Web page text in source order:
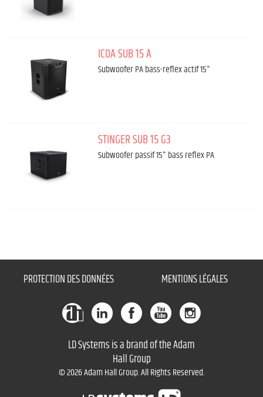
ICOA SUB 15 A
Subwoofer PA bass-reflex actif 15"
STINGER SUB 15 G3
Subwoofer passif 15" bass reflex PA
PROTECTION DES DONNÉES MENTIONS LÉGALES
LD Systems is a brand of the Adam
Hall Group
© 2026 Adam Hall Group. All Rights Reserved.